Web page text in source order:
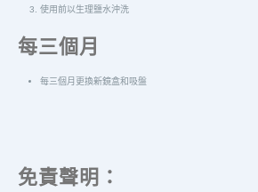
使用前以生理鹽水沖洗
每三個月
每三個月更換新鏡盒和吸盤
免責聲明：